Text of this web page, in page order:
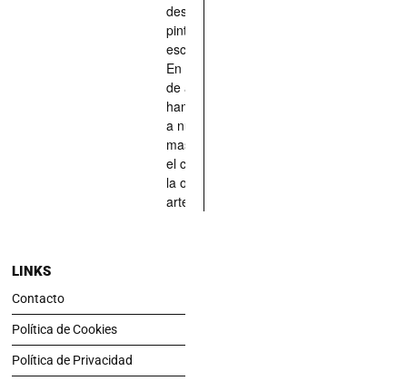
descrito,
pintado,
esculpido...
En definitiva,
de aquellos
han situado
a nuestras
mascotas en
el centro de
la obra de
arte.
LINKS
Contacto
Política de Cookies
Política de Privacidad